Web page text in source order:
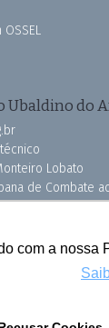
com a
Ubaldino do
Lobato
de Combate
os direitos